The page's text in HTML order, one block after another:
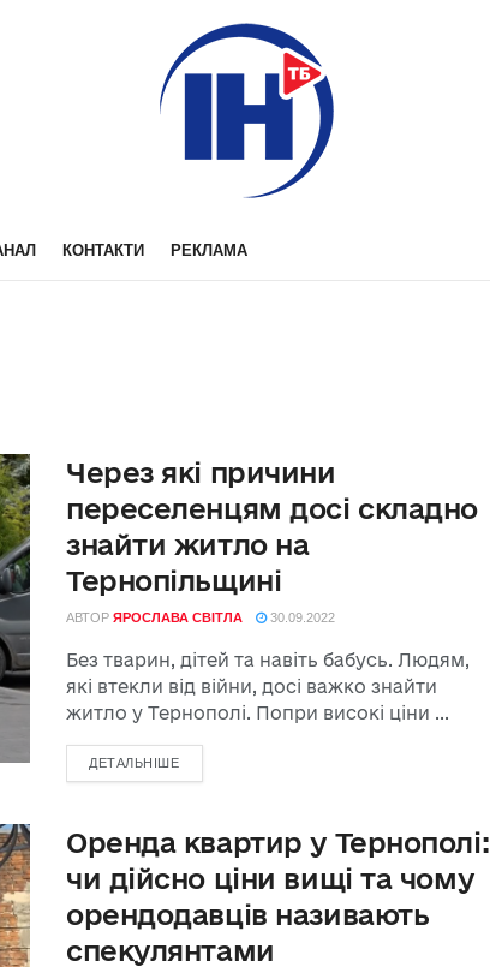
КОНТАКТИ РЕКЛАМА
Через які причини
переселенцям досі складно
знайти житло на
Тернопільщині
АВТОР ЯРОСЛАВА СВІТЛА 30.09.2022
Без тварин, дітей та навіть бабусь. Людям,
які втекли від війни, досі важко знайти
житло у Тернополі. Попри високі ціни ...
ДЕТАЛЬНІШЕ
Оренда квартир у Тернополі:
чи дійсно ціни вищі та чому
орендодавців називають
спекулянтами